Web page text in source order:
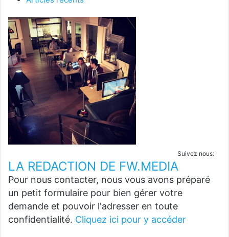
Suivez nous:
LA REDACTION DE FW.MEDIA
Pour nous contacter, nous vous avons préparé
un petit formulaire pour bien gérer votre
demande et pouvoir l'adresser en toute
confidentialité. Cliquez ici pour y accéder